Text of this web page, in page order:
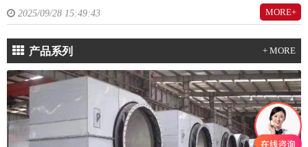
2025/09/28 15:49:43 MORE+
产品系列 + MORE